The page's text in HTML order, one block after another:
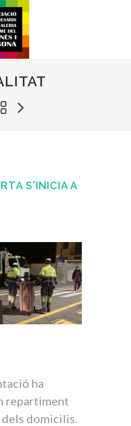
S'INICIA A
ha
repartiment
domicilis.